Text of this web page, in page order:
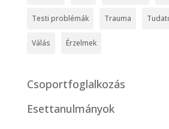
Testi problémák Trauma
Válás Érzelmek
Csoportfoglalkozás
Esettanulmányok